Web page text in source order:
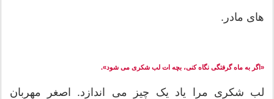
های مادر.
«اگر به ماه گرفتگی نگاه کنی، بچه ات لب شکری می شود».
لب شکری مرا یاد یک چیز می اندازد. اصغر مهربان